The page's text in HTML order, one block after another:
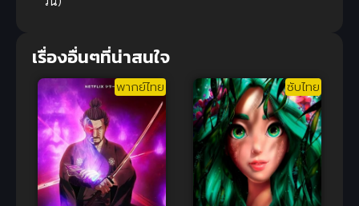
เรื่องอื่นๆที่น่าสนใจ
พากย์ไทย ซับไทย